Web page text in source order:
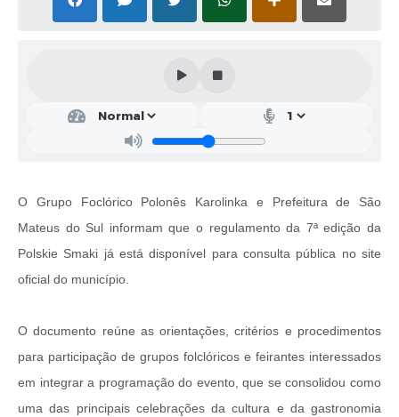
INOVA_SÃO MATEUS DO SUL
Previdência Complementar
Cadastro para Castração
Imprensa
Plantão das Funerárias
O Grupo Foclórico Polonês Karolinka e Prefeitura de São
Mateus do Sul informam que o regulamento da 7ª edição da
Polskie Smaki já está disponível para consulta pública no site
oficial do município.
O documento reúne as orientações, critérios e procedimentos
para participação de grupos folclóricos e feirantes interessados
em integrar a programação do evento, que se consolidou como
uma das principais celebrações da cultura e da gastronomia